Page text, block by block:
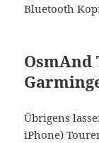
Bluetooth
Übrigens
iPhone)